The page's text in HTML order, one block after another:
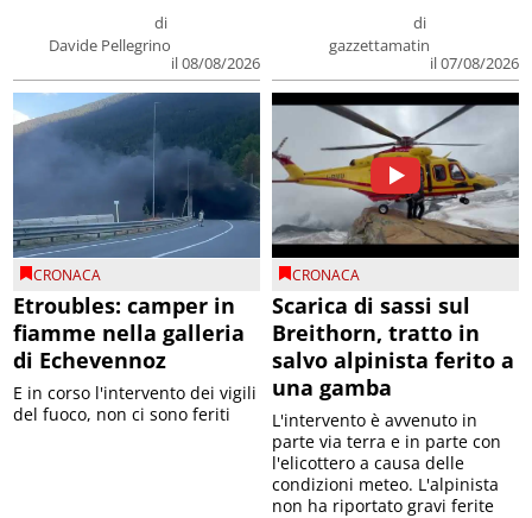
di
Davide Pellegrino
il 08/08/2026
di
gazzettamatin
il 07/08/2026
CRONACA
Etroubles: camper in
fiamme nella galleria
di Echevennoz
E in corso l'intervento dei vigili
del fuoco, non ci sono feriti
CRONACA
Scarica di sassi sul
Breithorn, tratto in
salvo alpinista ferito a
una gamba
L'intervento è avvenuto in
parte via terra e in parte con
l'elicottero a causa delle
condizioni meteo. L'alpinista
non ha riportato gravi ferite